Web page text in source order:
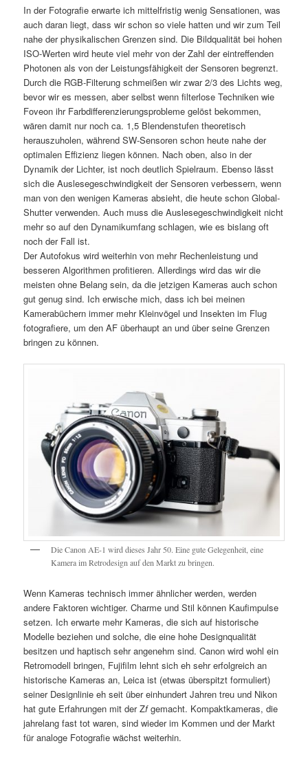
In der Fotografie erwarte ich mittelfristig wenig Sensationen, was
auch daran liegt, dass wir schon so viele hatten und wir zum Teil
nahe der physikalischen Grenzen sind. Die Bildqualität bei hohen
ISO-Werten wird heute viel mehr von der Zahl der eintreffenden
Photonen als von der Leistungsfähigkeit der Sensoren begrenzt.
Durch die RGB-Filterung schmeißen wir zwar 2/3 des Lichts weg,
bevor wir es messen, aber selbst wenn filterlose Techniken wie
Foveon ihr Farbdifferenzierungsprobleme gelöst bekommen,
wären damit nur noch ca. 1,5 Blendenstufen theoretisch
herauszuholen, während SW-Sensoren schon heute nahe der
optimalen Effizienz liegen können. Nach oben, also in der
Dynamik der Lichter, ist noch deutlich Spielraum. Ebenso lässt
sich die Auslesegeschwindigkeit der Sensoren verbessern, wenn
man von den wenigen Kameras absieht, die heute schon Global-
Shutter verwenden. Auch muss die Auslesegeschwindigkeit nicht
mehr so auf den Dynamikumfang schlagen, wie es bislang oft
noch der Fall ist.
Der Autofokus wird weiterhin von mehr Rechenleistung und
besseren Algorithmen profitieren. Allerdings wird das wir die
meisten ohne Belang sein, da die jetzigen Kameras auch schon
gut genug sind. Ich erwische mich, dass ich bei meinen
Kamerabüchern immer mehr Kleinvögel und Insekten im Flug
fotografiere, um den AF überhaupt an und über seine Grenzen
bringen zu können.
Die Canon AE-1 wird dieses Jahr 50. Eine gute Gelegenheit, eine
Kamera im Retrodesign auf den Markt zu bringen.
Wenn Kameras technisch immer ähnlicher werden, werden
andere Faktoren wichtiger. Charme und Stil können Kaufimpulse
setzen. Ich erwarte mehr Kameras, die sich auf historische
Modelle beziehen und solche, die eine hohe Designqualität
besitzen und haptisch sehr angenehm sind. Canon wird wohl ein
Retromodell bringen, Fujifilm lehnt sich eh sehr erfolgreich an
historische Kameras an, Leica ist (etwas überspitzt formuliert)
seiner Designlinie eh seit über einhundert Jahren treu und Nikon
hat gute Erfahrungen mit der Zfgemacht. Kompaktkameras, die
jahrelang fast tot waren, sind wieder im Kommen und der Markt
für analoge Fotografie wächst weiterhin.